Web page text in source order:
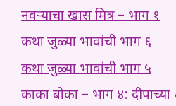
नवऱ्याचा खास मित्र – भाग १
कथा जुळ्या भावांची भाग ६
कथा जुळ्या भावांची भाग ५
काका बोका – भाग ४: